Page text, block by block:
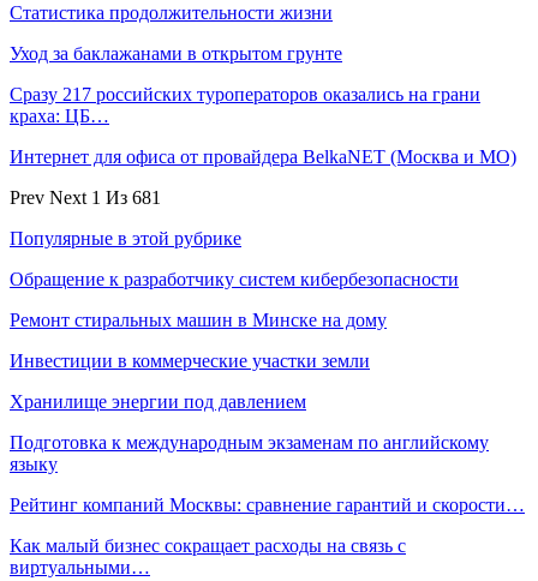
Статистика продолжительности жизни
Уход за баклажанами в открытом грунте
Сразу 217 российских туроператоров оказались на грани
краха: ЦБ…
Интернет для офиса от провайдера BelkaNET (Москва и МО)
Prev Next 1 Из 681
Популярные в этой рубрике
Обращение к разработчику систем кибербезопасности
Ремонт стиральных машин в Минске на дому
Инвестиции в коммерческие участки земли
Хранилище энергии под давлением
Подготовка к международным экзаменам по английскому
языку
Рейтинг компаний Москвы: сравнение гарантий и скорости…
Как малый бизнес сокращает расходы на связь с
виртуальными…